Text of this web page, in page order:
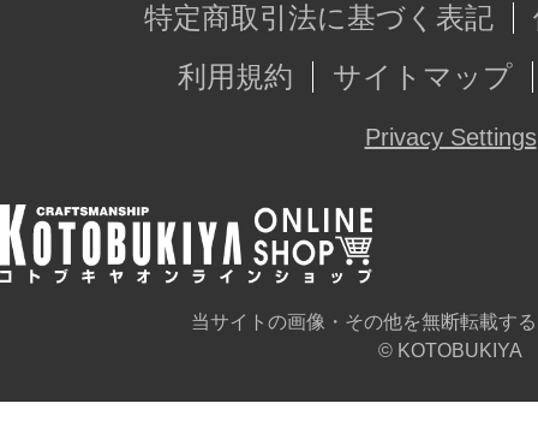
特定商取引法に基づく表記
利用規約
サイトマップ
Privacy Settings
当サイトの画像・その他を無断転載す
© KOTOBUKIYA